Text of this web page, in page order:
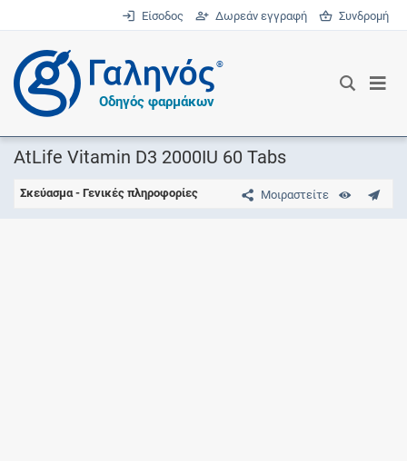
Είσοδος Δωρεάν εγγραφή Συνδρομή
®
Οδηγός φαρμάκων
AtLife Vitamin D3 2000IU 60 Tabs
Μοιραστείτε
Σκεύασμα - Γενικές πληροφορίες